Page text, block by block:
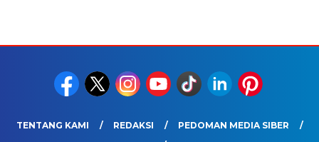
TENTANG KAMI REDAKSI
PEDOMAN MEDIA SIBER